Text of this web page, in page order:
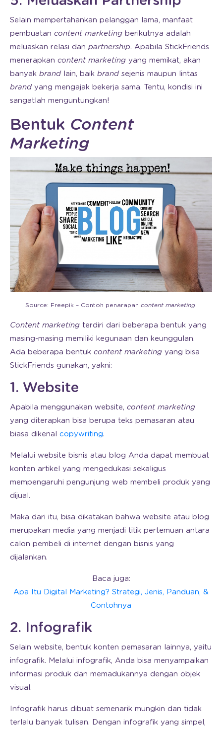
Selain mempertahankan pelanggan lama, manfaat
pembuatan content marketing berikutnya adalah
meluaskan relasi dan partnership. Apabila StickFriends
menerapkan content marketing yang memikat, akan
banyak brand lain, baik brand sejenis maupun lintas
brand yang mengajak bekerja sama. Tentu, kondisi ini
sangatlah menguntungkan!
Bentuk Content
Marketing
Source: Freepik – Contoh penarapan content marketing
Content marketing terdiri dari beberapa bentuk yang
masing-masing memiliki kegunaan dan keunggulan.
Ada beberapa bentuk content marketing yang bisa
StickFriends gunakan, yakni:
1. Website
Apabila menggunakan website, content marketing
yang diterapkan bisa berupa teks pemasaran atau
biasa dikenal copywriting.
Melalui website bisnis atau blog Anda dapat membuat
konten artikel yang mengedukasi sekaligus
mempengaruhi pengunjung web membeli produk yang
dijual.
Maka dari itu, bisa dikatakan bahwa website atau blog
merupakan media yang menjadi titik pertemuan antara
calon pembeli di internet dengan bisnis yang
dijalankan.
Baca juga:
Apa Itu Digital Marketing? Strategi, Jenis, Panduan, &
Contohnya
2. Infografik
Selain website, bentuk konten pemasaran lainnya, yaitu
infografik. Melalui infografik, Anda bisa menyampaikan
informasi produk dan memadukannya dengan objek
visual.
Infografik harus dibuat semenarik mungkin dan tidak
terlalu banyak tulisan. Dengan infografik yang simpel,